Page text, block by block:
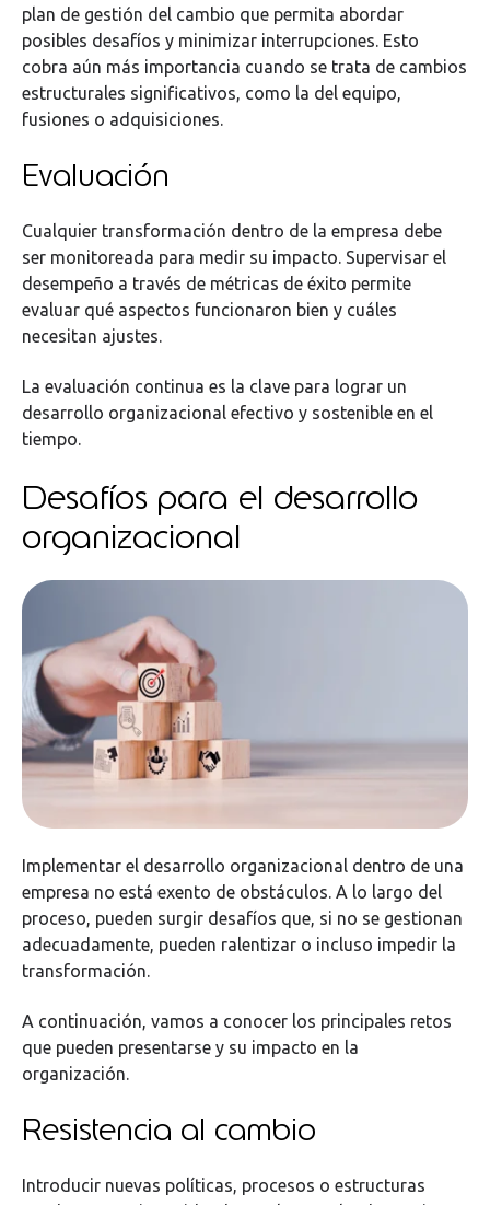
plan de gestión del cambio que permita abordar
posibles desafíos y minimizar interrupciones. Esto
cobra aún más importancia cuando se trata de cambios
estructurales significativos, como la del equipo,
fusiones o adquisiciones.
Evaluación
Cualquier transformación dentro de la empresa debe
ser monitoreada para medir su impacto. Supervisar el
desempeño a través de métricas de éxito permite
evaluar qué aspectos funcionaron bien y cuáles
necesitan ajustes.
La evaluación continua es la clave para lograr un
desarrollo organizacional efectivo y sostenible en el
tiempo.
Desafíos para el desarrollo
organizacional
Implementar el desarrollo organizacional dentro de una
empresa no está exento de obstáculos. A lo largo del
proceso, pueden surgir desafíos que, si no se gestionan
adecuadamente, pueden ralentizar o incluso impedir la
transformación.
A continuación, vamos a conocer los principales retos
que pueden presentarse y su impacto en la
organización.
Resistencia al cambio
Introducir nuevas políticas, procesos o estructuras